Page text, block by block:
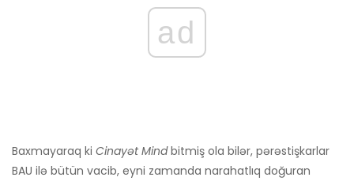
ad
Baxmayaraq ki Cinayət Mindbitmiş ola bilər, pərəstişkarlar
BAU ilə bütün vacib, eyni zamanda narahatlıq doğuran